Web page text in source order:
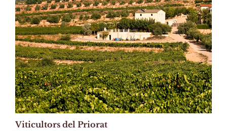
Viticultors del Priorat